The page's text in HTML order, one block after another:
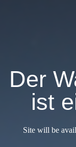
Der
ist
Site will be